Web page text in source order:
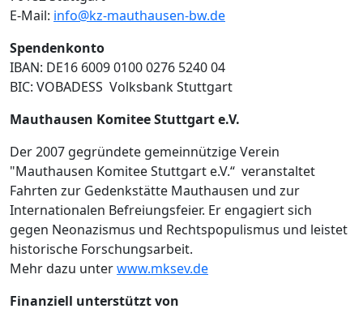
E-Mail: info@kz-mauthausen-bw.de
Spendenkonto
IBAN: DE16 6009 0100 0276 5240 04
BIC: VOBADESS Volksbank Stuttgart
Mauthausen Komitee Stuttgart e.V.
Der 2007 gegründete gemeinnützige Verein
"Mauthausen Komitee Stuttgart e.V.“ veranstaltet
Fahrten zur Gedenkstätte Mauthausen und zur
Internationalen Befreiungsfeier. Er engagiert sich
gegen Neonazismus und Rechtspopulismus und leistet
historische Forschungsarbeit.
Mehr dazu unterwww.mksev.de
Finanziell unterstützt von